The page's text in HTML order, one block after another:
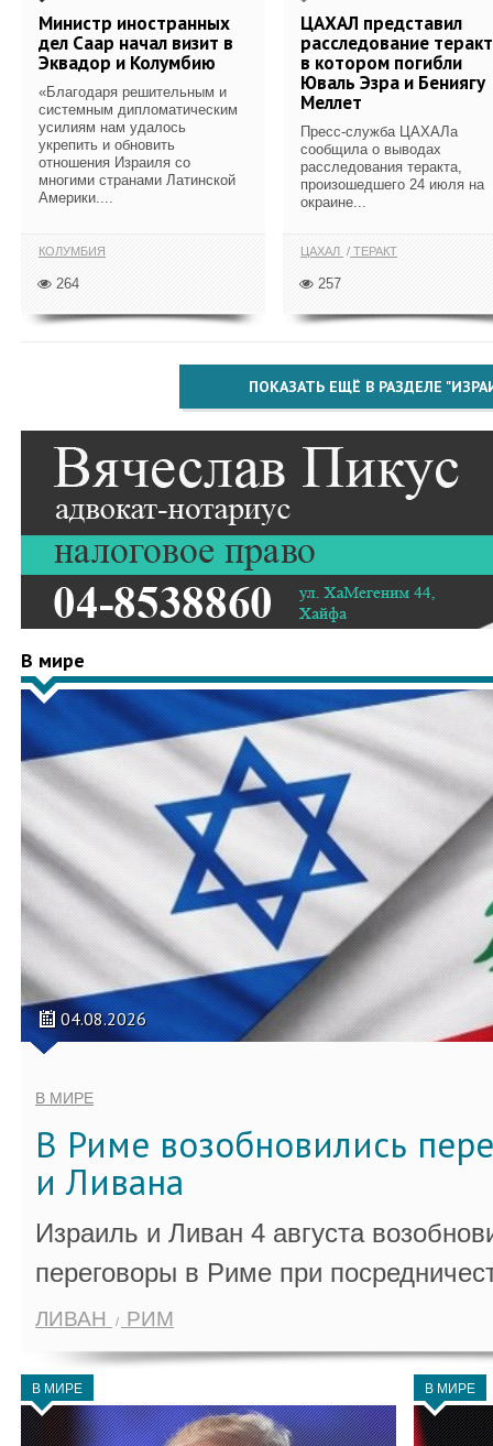
Министр иностранных
дел Саар начал визит в
Эквадор и Колумбию
«Благодаря решительным и
системным дипломатическим
усилиям нам удалось
укрепить и обновить
отношения Израиля со
многими странами Латинской
Америки....
КОЛУМБИЯ
264
ЦАХАЛ представил
расследование
в котором погибли
Юваль Эзра и Бениягу
Меллет
Пресс-служба ЦАХАЛа
сообщила о выводах
расследования теракта,
произошедшего 24 июля на
окраине...
ЦАХАЛ ТЕРАКТ
257
ПОКАЗАТЬ ЕЩЁ В РАЗДЕЛЕ
В мире
04.08.2026
В МИРЕ
В Риме возобновились
и Ливана
Израиль и Ливан 4 августа
переговоры в Риме при
ЛИВАН РИМ
В МИРЕ В МИРЕ